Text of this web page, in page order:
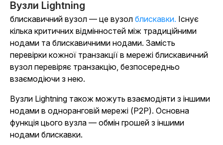
Вузли Lightning
блискавичний вузол — це вузол блискавки. Існує
кілька критичних відмінностей між традиційними
нодами та блискавичними нодами. Замість
перевірки кожної транзакції в мережі блискавичний
вузол перевіряє транзакцію, безпосередньо
взаємодіючи з нею.
Вузли Lightning також можуть взаємодіяти з іншими
нодами в одноранговій мережі (P2P). Основна
функція цього вузла — обмін грошей з іншими
нодами блискавки.